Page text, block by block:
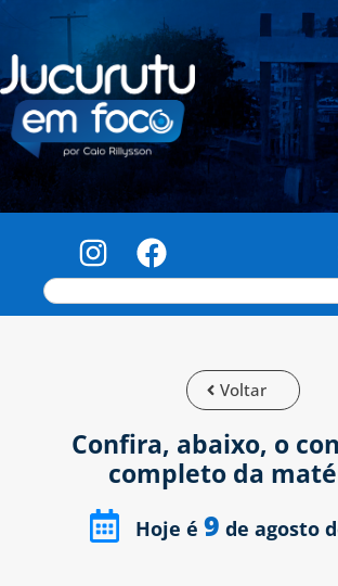
Voltar
Confira, abaixo, o
completo da
Hoje é 9 de agosto